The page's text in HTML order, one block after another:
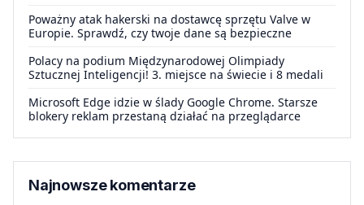
Poważny atak hakerski na dostawcę sprzętu Valve w
Europie. Sprawdź, czy twoje dane są bezpieczne
Polacy na podium Międzynarodowej Olimpiady
Sztucznej Inteligencji! 3. miejsce na świecie i 8 medali
Microsoft Edge idzie w ślady Google Chrome. Starsze
blokery reklam przestaną działać na przeglądarce
Najnowsze komentarze